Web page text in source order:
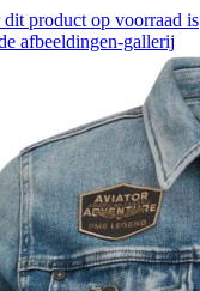
product op voorraad is
afbeeldingen-gallerij